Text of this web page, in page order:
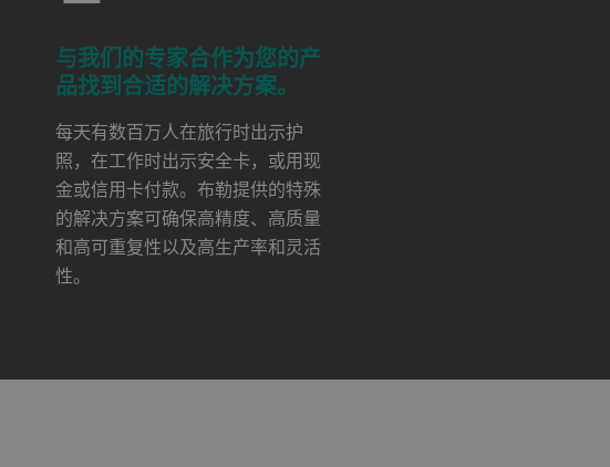
与我们的专家合作为您的产
品找到合适的解决方案。
每天有数百万人在旅行时出示护
照，在工作时出示安全卡，或用现
金或信用卡付款。布勒提供的特殊
的解决方案可确保高精度、高质量
和高可重复性以及高生产率和灵活
性。